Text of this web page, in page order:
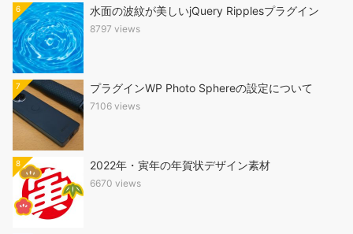
6 水面の波紋が美しいjQuery Ripplesプラグイン
8797 views
7 プラグインWP Photo Sphereの設定について
7106 views
8 2022年・寅年の年賀状デザイン素材
6670 views